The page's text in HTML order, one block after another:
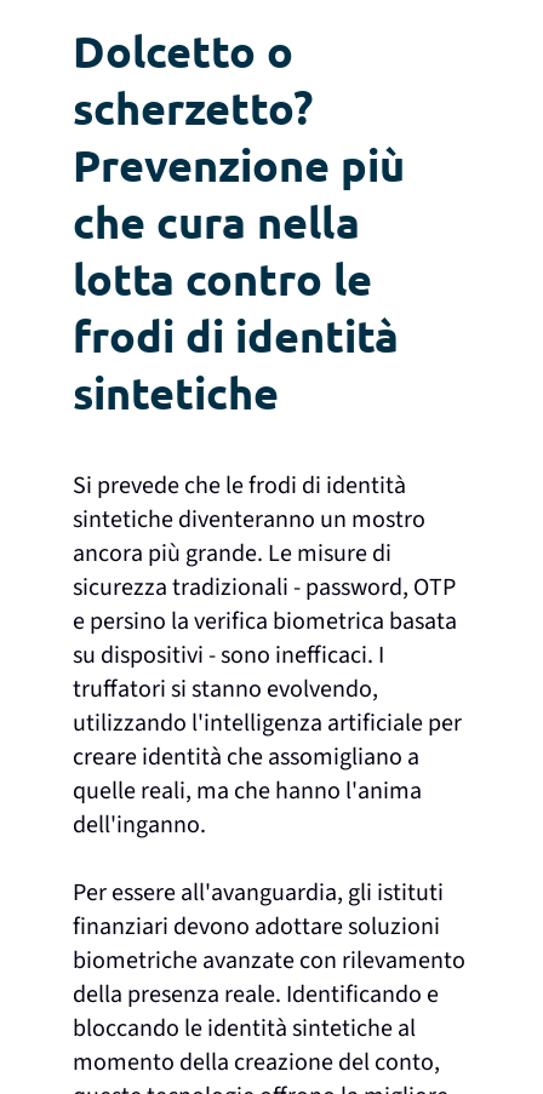
Dolcetto o
scherzetto?
Prevenzione più
che cura nella
lotta contro le
frodi di identità
sintetiche
Si prevede che le frodi di identità
sintetiche diventeranno un mostro
ancora più grande. Le misure di
sicurezza tradizionali - password, OTP
e persino la verifica biometrica basata
su dispositivi - sono inefficaci. I
truffatori si stanno evolvendo,
utilizzando l'intelligenza artificiale per
creare identità che assomigliano a
quelle reali, ma che hanno l'anima
dell'inganno.
Per essere all'avanguardia, gli istituti
finanziari devono adottare soluzioni
biometriche avanzate con rilevamento
della presenza reale. Identificando e
bloccando le identità sintetiche al
momento della creazione del conto,